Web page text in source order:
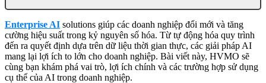
Enterprise AI solutions giúp các doanh nghiệp đổi mới và tăng
cường hiệu suất trong kỷ nguyên số hóa. Từ tự động hóa quy trình
đến ra quyết định dựa trên dữ liệu thời gian thực, các giải pháp AI
mang lại lợi ích to lớn cho doanh nghiệp. Bài viết này, HVMO sẽ
cùng bạn khám phá vai trò, lợi ích chính và các trường hợp sử dụng
cụ thể của AI trong doanh nghiệp.